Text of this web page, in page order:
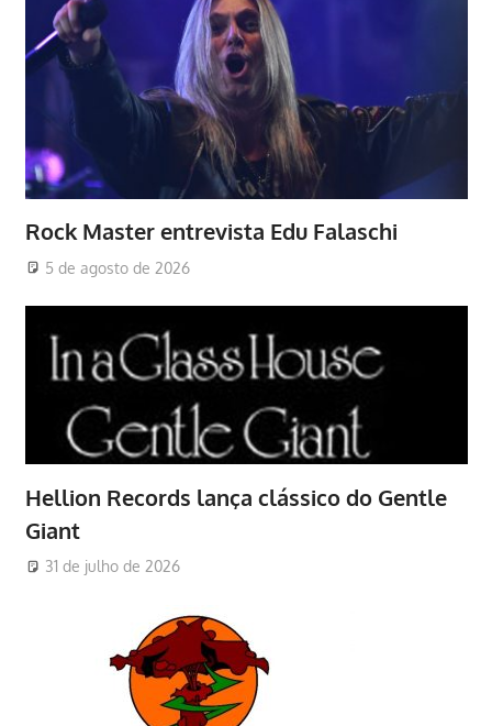
Rock Master entrevista Edu Falaschi
5 de agosto de 2026
Hellion Records lança clássico do Gentle
Giant
31 de julho de 2026